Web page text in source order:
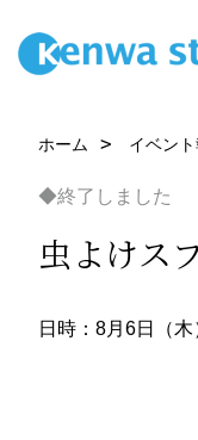
ホーム イベン
◆終了しました
虫よけス
日時：8月6日（